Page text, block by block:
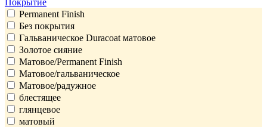
Permanent Finish
Без покрытия
Гальваническое Duracoat матовое
Золотое сияние
Матовое/Permanent Finish
Матовое/гальваническое
Матовое/радужное
блестящее
глянцевое
матовый